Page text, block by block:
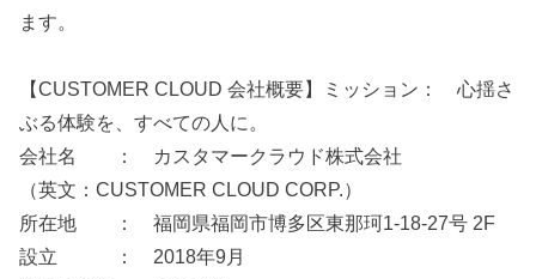
ます。
【CUSTOMER CLOUD 会社概要】ミッション： 心揺さ
ぶる体験を、すべての人に。
会社名 ： カスタマークラウド株式会社
（英文：CUSTOMER CLOUD CORP.）
所在地 ： 福岡県福岡市博多区東那珂1-18-27号 2F
設立 ： 2018年9月